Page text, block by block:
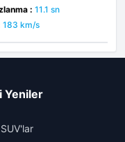
: 11.1 sn
183 km/s
Yeniler